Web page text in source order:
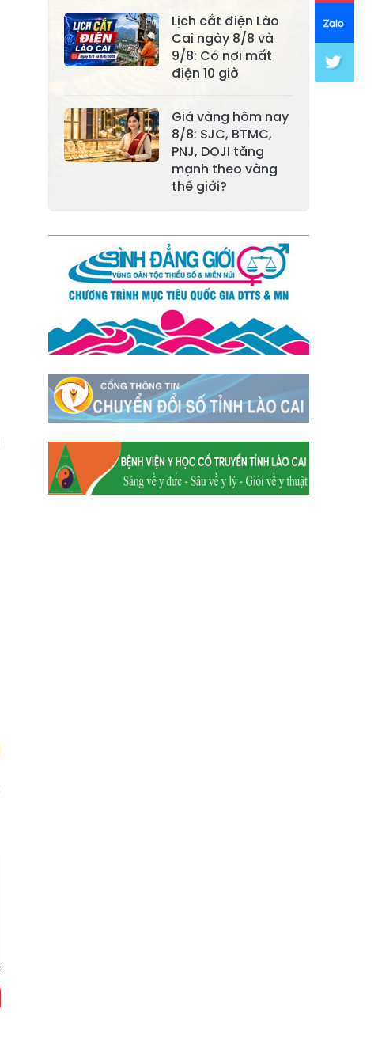
Xã Mường Lai
Xã Cảm Nhân
Xã Yên Thành
Xã Thác Bà
Xã Trấn Yên
Xã Hưng
Khánh
Xã Việt Hồng
Xã Hợp Thành
Xã Phong Hải
Xã Xuân
Xã Bảo Thắng
Xã Tằng Loỏng
Xã Gia Phú
Xã Mường
Hum
Xã Dền Sáng
Xã Y Tý
Xã A Mú Sung
Xã Trịnh Tường
Xã Nậm Chày
Xã Bản Xèo
Xã Bát Xát
Lịch cắt điện Lào
Cai ngày 8/8 và
9/8: Có nơi mất
điện 10 giờ
Giá vàng hôm nay
8/8: SJC, BTMC,
PNJ, DOJI tăng
mạnh theo vàng
thế giới?